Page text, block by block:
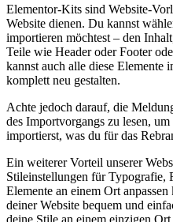
Elementor-Kits sind Website-
Website dienen. Du kannst
importieren möchtest – den
Teile wie Header oder Footer
kannst auch alle diese Elemente
komplett neu gestalten.
Achte jedoch darauf, die
des Importvorgangs zu lesen,
importierst, was du für das
Ein weiterer Vorteil unserer
Stileinstellungen für Typografie,
Elemente an einem Ort
deiner Website bequem und
deine Stile an einem einzigen Ort